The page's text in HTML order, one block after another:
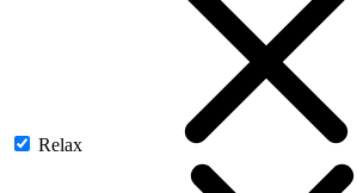
Relax